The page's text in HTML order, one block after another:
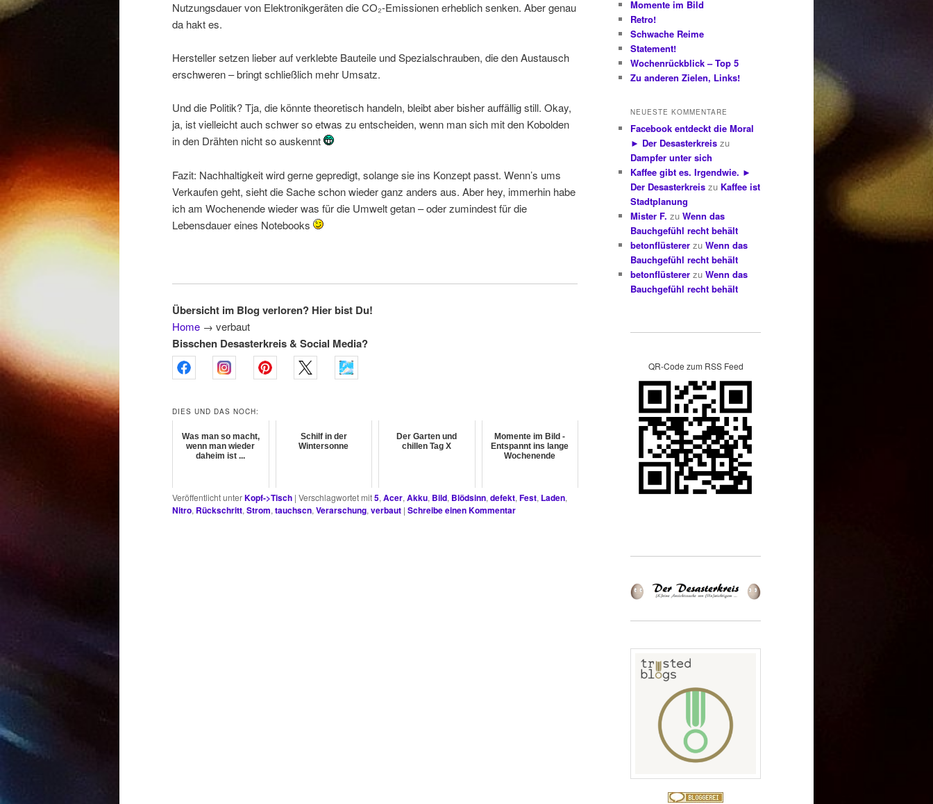
Nutzungsdauer von Elektronikgeräten die CO₂-Emissionen erheblich senken. Aber genau
da hakt es.
Hersteller setzen lieber auf verklebte Bauteile und Spezialschrauben, die den Austausch
erschweren – bringt schließlich mehr Umsatz.
Und die Politik? Tja, die könnte theoretisch handeln, bleibt aber bisher auffällig still. Okay,
ja, ist vielleicht auch schwer so etwas zu entscheiden, wenn man sich mit den Kobolden
in den Drähten nicht so auskennt
Fazit: Nachhaltigkeit wird gerne gepredigt, solange sie ins Konzept passt. Wenn’s ums
Verkaufen geht, sieht die Sache schon wieder ganz anders aus. Aber hey, immerhin habe
ich am Wochenende wieder was für die Umwelt getan – oder zumindest für die
Lebensdauer eines Notebooks
Übersicht im Blog verloren? Hier bist Du!
Home → verbaut
Bisschen Desasterkreis & Social Media?
DIES UND DAS NOCH:
Was man so macht,
wenn man wieder
daheim ist ...
Schilf in der
Wintersonne
Der Garten und
chillen Tag X
Momente im Bild -
Entspannt ins lange
Wochenende
Veröffentlicht unterKopf->Tisch | Verschlagwortet mit5, Acer, Akku, Bild, Blödsinn, defekt, Fest, Laden,
Nitro, Rückschritt, Strom, tauchscn, Verarschung, verbaut | Schreibe einen Kommentar
Momente im Bild
Retro!
Schwache Reime
Statement!
Wochenrückblick – Top 5
Zu anderen Zielen, Links!
NEUESTE KOMMENTARE
Facebook entdeckt die Moral
► Der Desasterkreis zu
Dampfer unter sich
Kaffee gibt es. Irgendwie. ►
Der Desasterkreis zu Kaffee ist
Stadtplanung
Mister F. zu Wenn das
Bauchgefühl recht behält
betonflüsterer zu Wenn das
Bauchgefühl recht behält
betonflüsterer zu Wenn das
Bauchgefühl recht behält
QR-Code zum RSS Feed